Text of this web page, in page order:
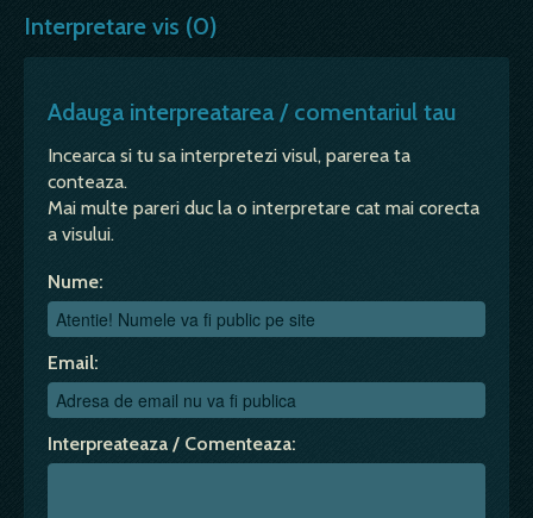
Interpretare vis (0)
Adauga interpreatarea / comentariul tau
Incearca si tu sa interpretezi visul, parerea ta
conteaza.
Mai multe pareri duc la o interpretare cat mai corecta
a visului.
Nume:
Email:
Interpreateaza / Comenteaza: